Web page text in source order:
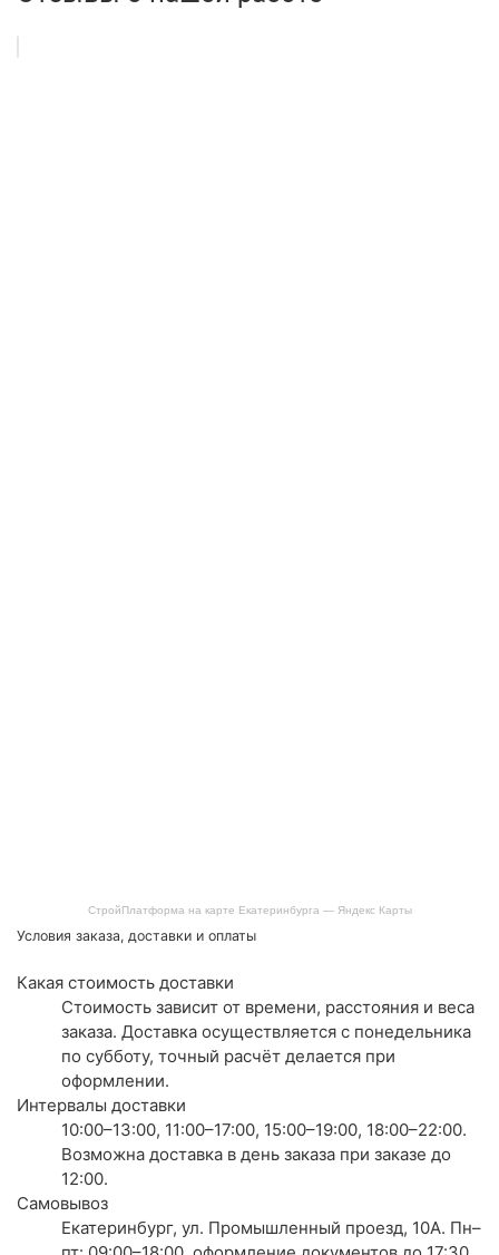
СтройПлатформа на карте Екатеринбурга — Яндекс Карты
Условия заказа, доставки и оплаты
Какая стоимость доставки
Стоимость зависит от времени, расстояния и веса
заказа. Доставка осуществляется с понедельника
по субботу, точный расчёт делается при
оформлении.
Интервалы доставки
10:00–13:00, 11:00–17:00, 15:00–19:00, 18:00–22:00.
Возможна доставка в день заказа при заказе до
12:00.
Самовывоз
Екатеринбург, ул. Промышленный проезд, 10А. Пн–